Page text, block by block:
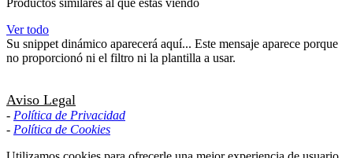
Productos similares al que estás viendo
Ver todo
Su snippet dinámico aparecerá aquí... Este mensaje aparece porque
no proporcionó ni el filtro ni la plantilla a usar.
Aviso Legal
- Política de Privacidad
- Política de Cookies